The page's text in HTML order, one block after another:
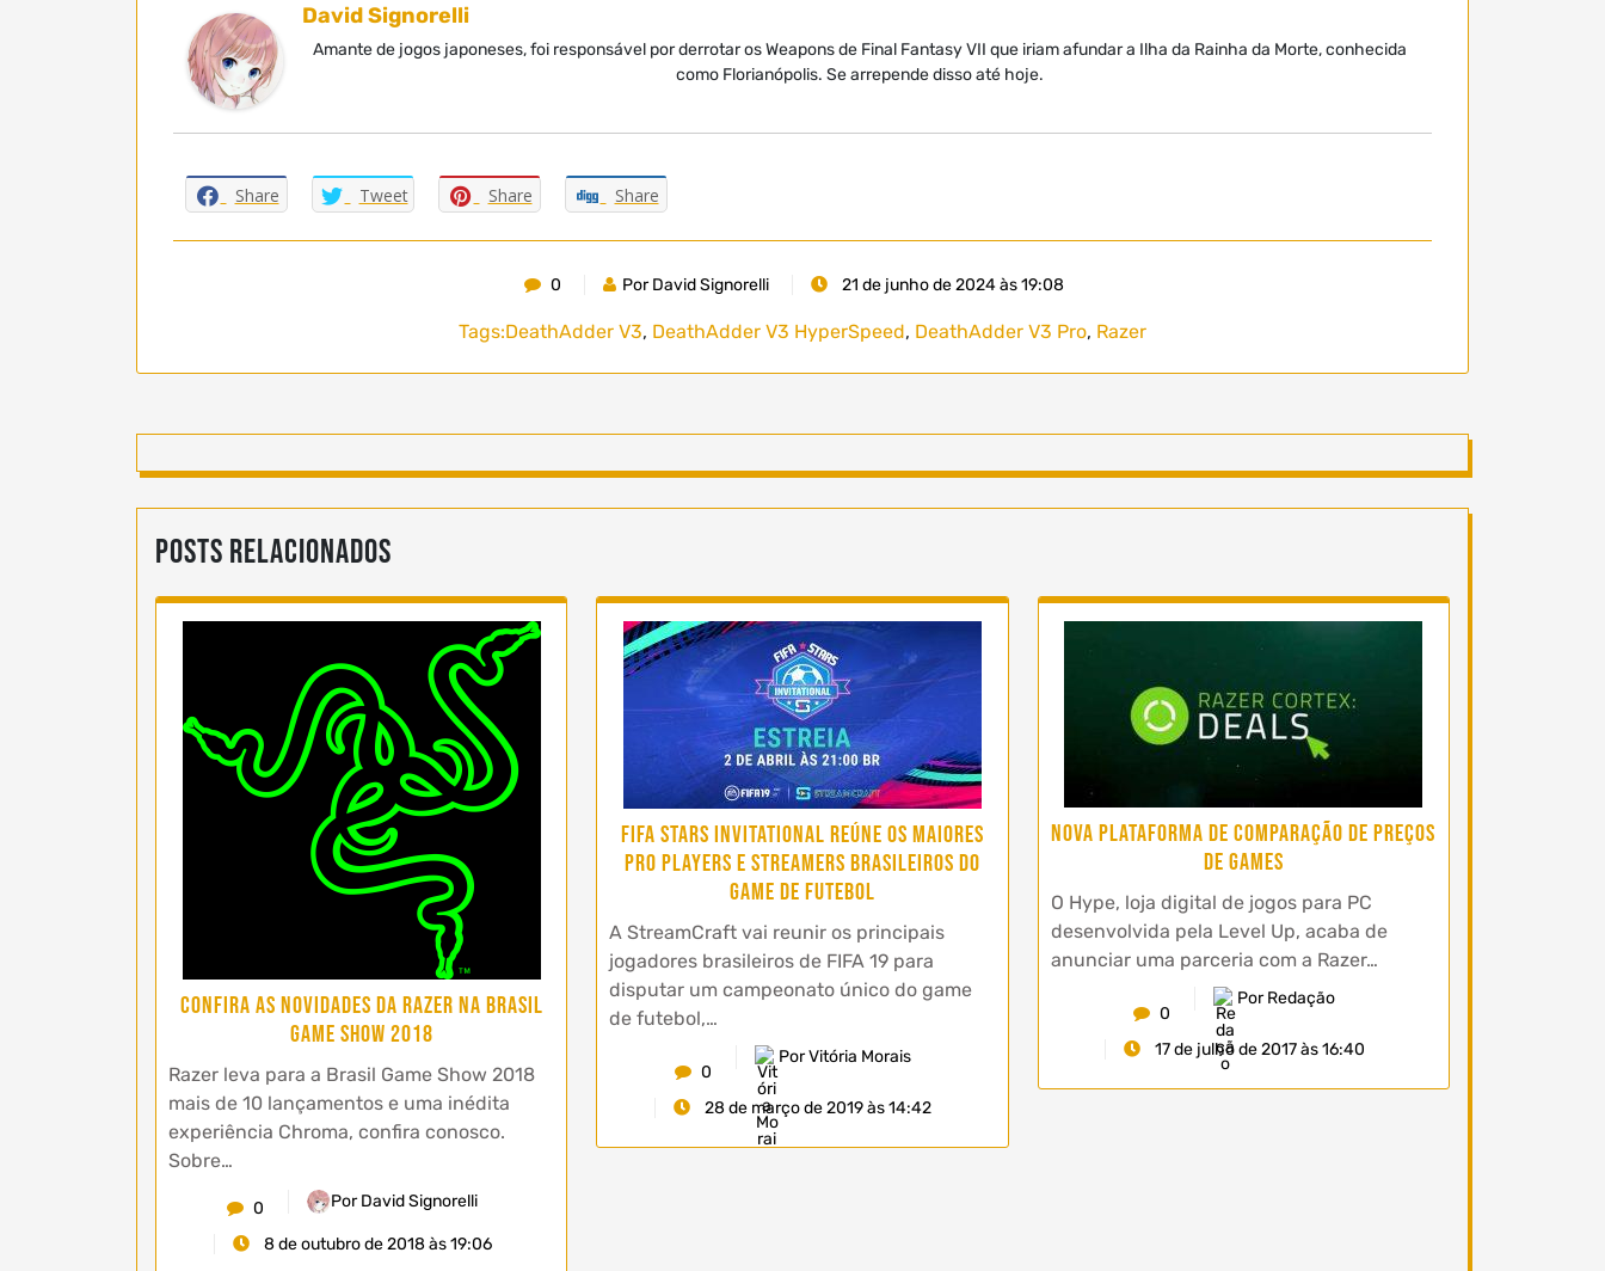
David Signorelli
Amante de jogos japoneses, foi responsável por derrotar os Weapons de Final Fantasy VII que iriam afundar a Ilha da Rainha da Morte, conhecida
como Florianópolis. Se arrepende disso até hoje.
Share Tweet Share Share
0 Por David Signorelli 21 de junho de 2024 às 19:08
Tags:DeathAdder V3, DeathAdder V3 HyperSpeed, DeathAdder V3 Pro, Razer
Posts Relacionados
Confira as novidades da Razer na Brasil
Game Show 2018
Razer leva para a Brasil Game Show 2018
mais de 10 lançamentos e uma inédita
experiência Chroma, confira conosco.
Sobre…
0 Por David Signorelli
8 de outubro de 2018 às 19:06
FIFA Stars Invitational reúne os maiores
pro players e streamers brasileiros do
game de futebol
A StreamCraft vai reunir os principais
jogadores brasileiros de FIFA 19 para
disputar um campeonato único do game
de futebol,…
0
Por Vitória Morais
28 de março de 2019 às 14:42
Nova plataforma de comparação de preços
de games
O Hype, loja digital de jogos para PC
desenvolvida pela Level Up, acaba de
anunciar uma parceria com a Razer…
0
Por Redação
17 de julho de 2017 às 16:40